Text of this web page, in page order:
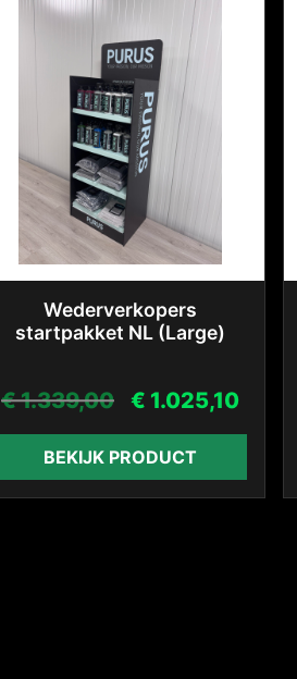
Wederverkopers
startpakket NL (Large)
€1.339,00 € 1.025,10
BEKIJK PRODUCT